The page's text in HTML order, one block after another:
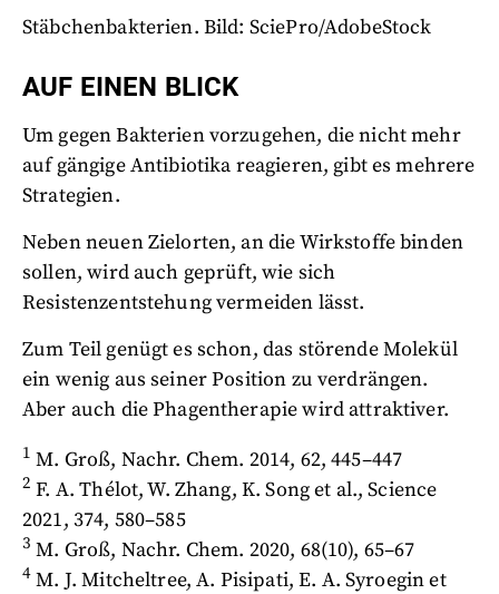
Stäbchenbakterien. Bild: SciePro/AdobeStock
AUF EINEN BLICK
Um gegen Bakterien vorzugehen, die nicht mehr
auf gängige Antibiotika reagieren, gibt es mehrere
Strategien.
Neben neuen Zielorten, an die Wirkstoffe binden
sollen, wird auch geprüft, wie sich
Resistenzentstehung vermeiden lässt.
Zum Teil genügt es schon, das störende Molekül
ein wenig aus seiner Position zu verdrängen.
Aber auch die Phagentherapie wird attraktiver.
1M. Groß, Nachr. Chem. 2014, 62, 445–447
2F. A. Thélot, W. Zhang, K. Song et al., Science
2021, 374, 580–585
3M. Groß, Nachr. Chem. 2020, 68(10), 65–67
4M. J. Mitcheltree, A. Pisipati, E. A. Syroegin et